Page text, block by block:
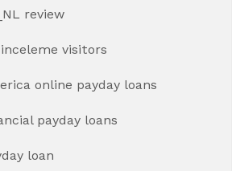
review
visitors
online payday loans
payday loans
loan